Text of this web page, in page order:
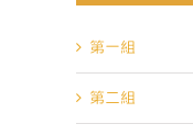
第一組
第二組